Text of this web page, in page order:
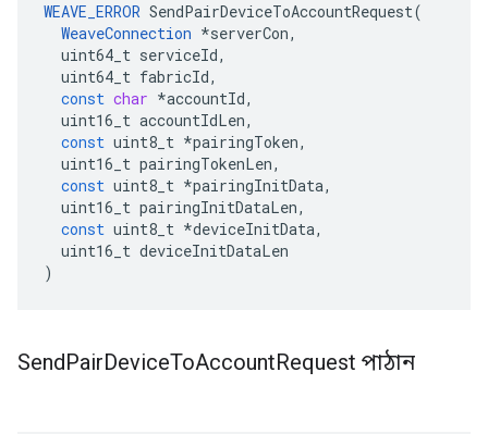
WEAVE_ERROR SendPairDeviceToAccountRequest(
WeaveConnection *serverCon,
uint64_t serviceId,
uint64_t fabricId,
const char *accountId,
uint16_t accountIdLen,
const uint8_t *pairingToken,
uint16_t pairingTokenLen,
const uint8_t *pairingInitData,
uint16_t pairingInitDataLen,
const uint8_t *deviceInitData,
uint16_t deviceInitDataLen
)
SendPairDeviceToAccountRequest পাঠান